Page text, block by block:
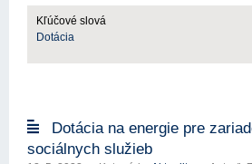
Kľúčové slová
Dotácia
Dotácia na energie pre
sociálnych služieb